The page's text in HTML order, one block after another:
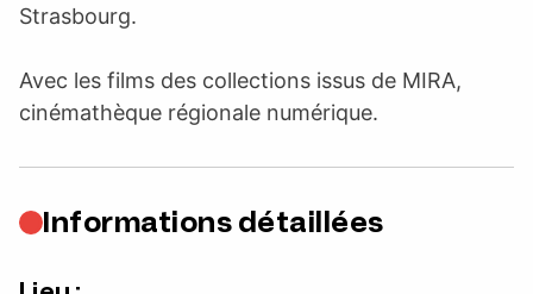
Strasbourg.
Avec les films des collections issus de MIRA,
cinémathèque régionale numérique.
Informations détaillées